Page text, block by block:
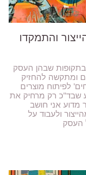
והתמקדו
שבהן העסק
ומתקשה להחזיק
לפיתוח מוצרים
שבד"כ רק מרחיק את
אני חושב
ולעבוד על
העסק